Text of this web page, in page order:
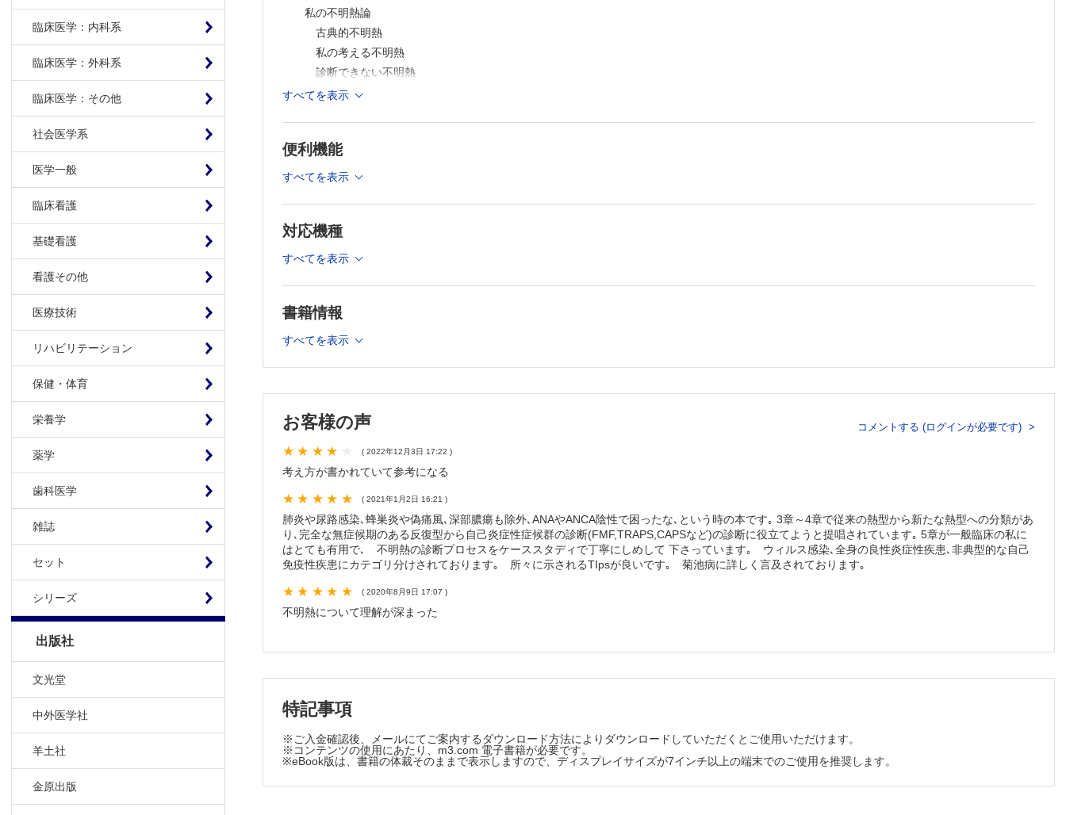
臨床医学：内科系
臨床医学：外科系
臨床医学：その他
社会医学系
医学一般
臨床看護
基礎看護
看護その他
医療技術
リハビリテーション
保健・体育
栄養学
薬学
歯科医学
雑誌
セット
シリーズ
出版社
文光堂
中外医学社
羊土社
金原出版
私の不明熱論
古典的不明熱
私の考える不明熱
診断できない不明熱
古典的不明熱の定義の抜け穴
外来で診る不明熱患者の一般的傾向
外来で診る不明熱の熱源候補の捉え方
重症というよりむしろ元気である
ウイルス性が多い
熱の「相談」
経過が年・月単位である
入院診療が望ましい状況
入院とすべきもの
第2章 「不明熱外来」を開いたらこうなった
不明熱外来の開設
不明熱外来開設2年の概況
不明熱外来を受診した患者の疾患別内訳
1 自己炎症性疾患
2 機能性高体温症
3 確定診断できなかった群
5 雑多なその他的疾患
不明熱外来：まとめ
従来型の熱型についての考察
外来の不明熱で把握すべき発熱パターン
A ウイルス感染型
B 高体温型
C 完全な間欠期を伴う反復型
すべてを表示
便利機能
すべてを表示
対応機種
すべてを表示
書籍情報
すべてを表示
お客様の声 コメントする (ログインが必要です)
( 2022年12月3日 17:22 )
考え方が書かれていて参考になる
( 2021年1月2日 16:21 )
肺炎や尿路感染､蜂巣炎や偽痛風､深部膿瘍も除外､ANAやANCA陰性で困ったな､という時の本です｡ 3章～4章で従来の熱型から新たな熱型への分類があ
り､完全な無症候期のある反復型から自己炎症性症候群の診断(FMF,TRAPS,CAPSなど)の診断に役立てようと提唱されています｡ 5章が一般臨床の私に
はとても有用で､ 不明熱の診断プロセスをケーススタディで丁寧にしめして 下さっています｡ ウィルス感染､全身の良性炎症性疾患､非典型的な自己
免疫性疾患にカテゴリ分けされております｡ 所々に示されるTIpsが良いです｡ 菊池病に詳しく言及されております｡
( 2020年8月9日 17:07 )
不明熱について理解が深まった
特記事項
※ご入金確認後、メールにてご案内するダウンロード方法によりダウンロードしていただくとご使用いただけます。
※コンテンツの使用にあたり、m3.com 電子書籍が必要です。
※eBook版は、書籍の体裁そのままで表示しますので、ディスプレイサイズが7インチ以上の端末でのご使用を推奨します。